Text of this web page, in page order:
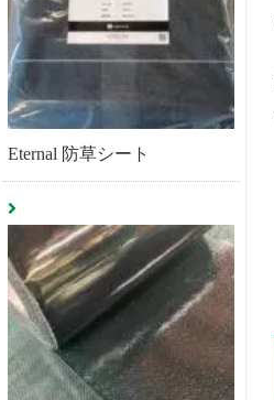
Eternal 防草シート